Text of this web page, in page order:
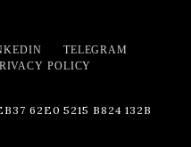
TELEGRAM
POLICY
62E0 5215 B824 132B